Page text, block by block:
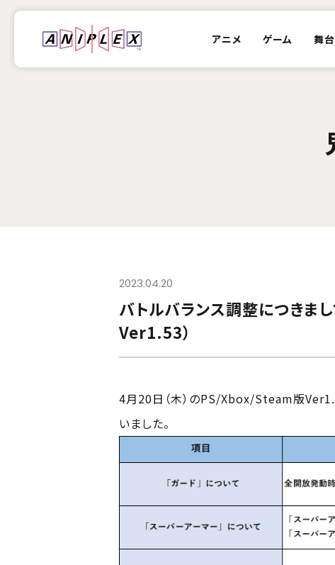
アニメ ゲーム 舞台
2023.04.20
バトルバランス調整につき
Ver1.53）
4月20日（木）のPS/Xbox/Steam版
いました。